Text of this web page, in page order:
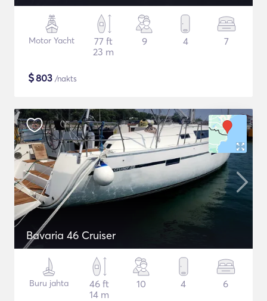
Motor Yacht
77 ft
23 m
9 4 7
$803 /nakts
Bavaria 46 Cruiser
Buru jahta
46 ft
14 m
10 4 6